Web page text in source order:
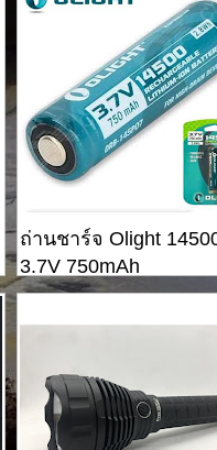
ถ่านชาร์จ Olight
3.7V 750mAh
Rechargeable Li-ion
Battery